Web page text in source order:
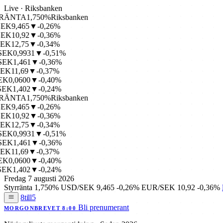
Live · Riksbanken
1,750%Riksbanken
9,465▼-0,26%
10,92▼-0,36%
12,75▼-0,34%
0,9931▼-0,51%
1,461▼-0,36%
11,69▼-0,37%
▼-0,40%
1,402▼-0,24%
1,750%Riksbanken
9,465▼-0,26%
10,92▼-0,36%
12,75▼-0,34%
0,9931▼-0,51%
1,461▼-0,36%
11,69▼-0,37%
▼-0,40%
1,402▼-0,24%
Fredag 7 augusti 2026
Styrränta 1,750% USD/SEK 9,465 -0,26% EUR/SEK 10,92 -0,36%
8till5
MORGONBREVET 8:00 Bli prenumerant